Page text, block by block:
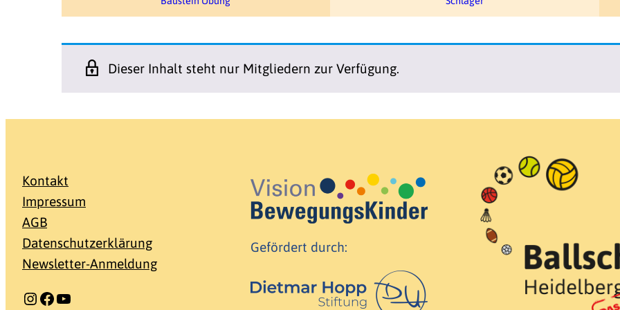
Dieser Inhalt steht nur Mitgliedern zur Verfügung.
Kontakt
Impressum
AGB
Datenschutzerklärung
Newsletter-Anmeldung
Instagram Facebook YouTube
Gefördert durch: